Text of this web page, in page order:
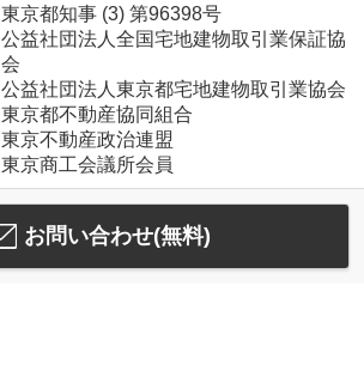
東京都知事 (3) 第96398号
公益社団法人全国宅地建物取引業保証協
会
公益社団法人東京都宅地建物取引業協会
東京都不動産協同組合
東京不動産政治連盟
東京商工会議所会員
お問い合わせ(無料)